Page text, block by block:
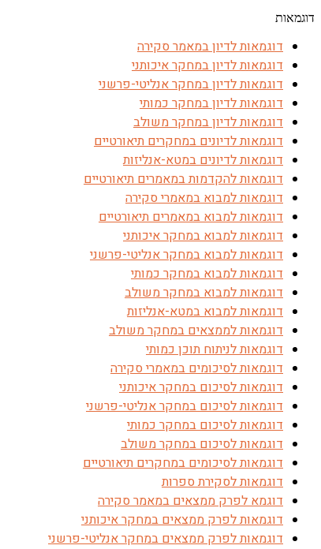
דוגמאות
דוגמאות לדיון במאמר סקירה
דוגמאות לדיון במחקר איכותני
דוגמאות לדיון במחקר אנליטי-פרשני
דוגמאות לדיון במחקר כמותי
דוגמאות לדיון במחקר משולב
דוגמאות לדיונים במחקרים תיאורטיים
דוגמאות לדיונים במטא-אנליזות
דוגמאות להקדמות במאמרים תיאורטיים
דוגמאות למבוא במאמרי סקירה
דוגמאות למבוא במאמרים תיאורטיים
דוגמאות למבוא במחקר איכותני
דוגמאות למבוא במחקר אנליטי-פרשני
דוגמאות למבוא במחקר כמותי
דוגמאות למבוא במחקר משולב
דוגמאות למבוא במטא-אנליזות
דוגמאות לממצאים במחקר משולב
דוגמאות לניתוח תוכן כמותי
דוגמאות לסיכומים במאמרי סקירה
דוגמאות לסיכום במחקר איכותני
דוגמאות לסיכום במחקר אנליטי-פרשני
דוגמאות לסיכום במחקר כמותי
דוגמאות לסיכום במחקר משולב
דוגמאות לסיכומים במחקרים תיאורטיים
דוגמאות לסקירת ספרות
דוגמא לפרק ממצאים במאמר סקירה
דוגמאות לפרק ממצאים במחקר איכותני
דוגמאות לפרק ממצאים במחקר אנליטי-פרשני